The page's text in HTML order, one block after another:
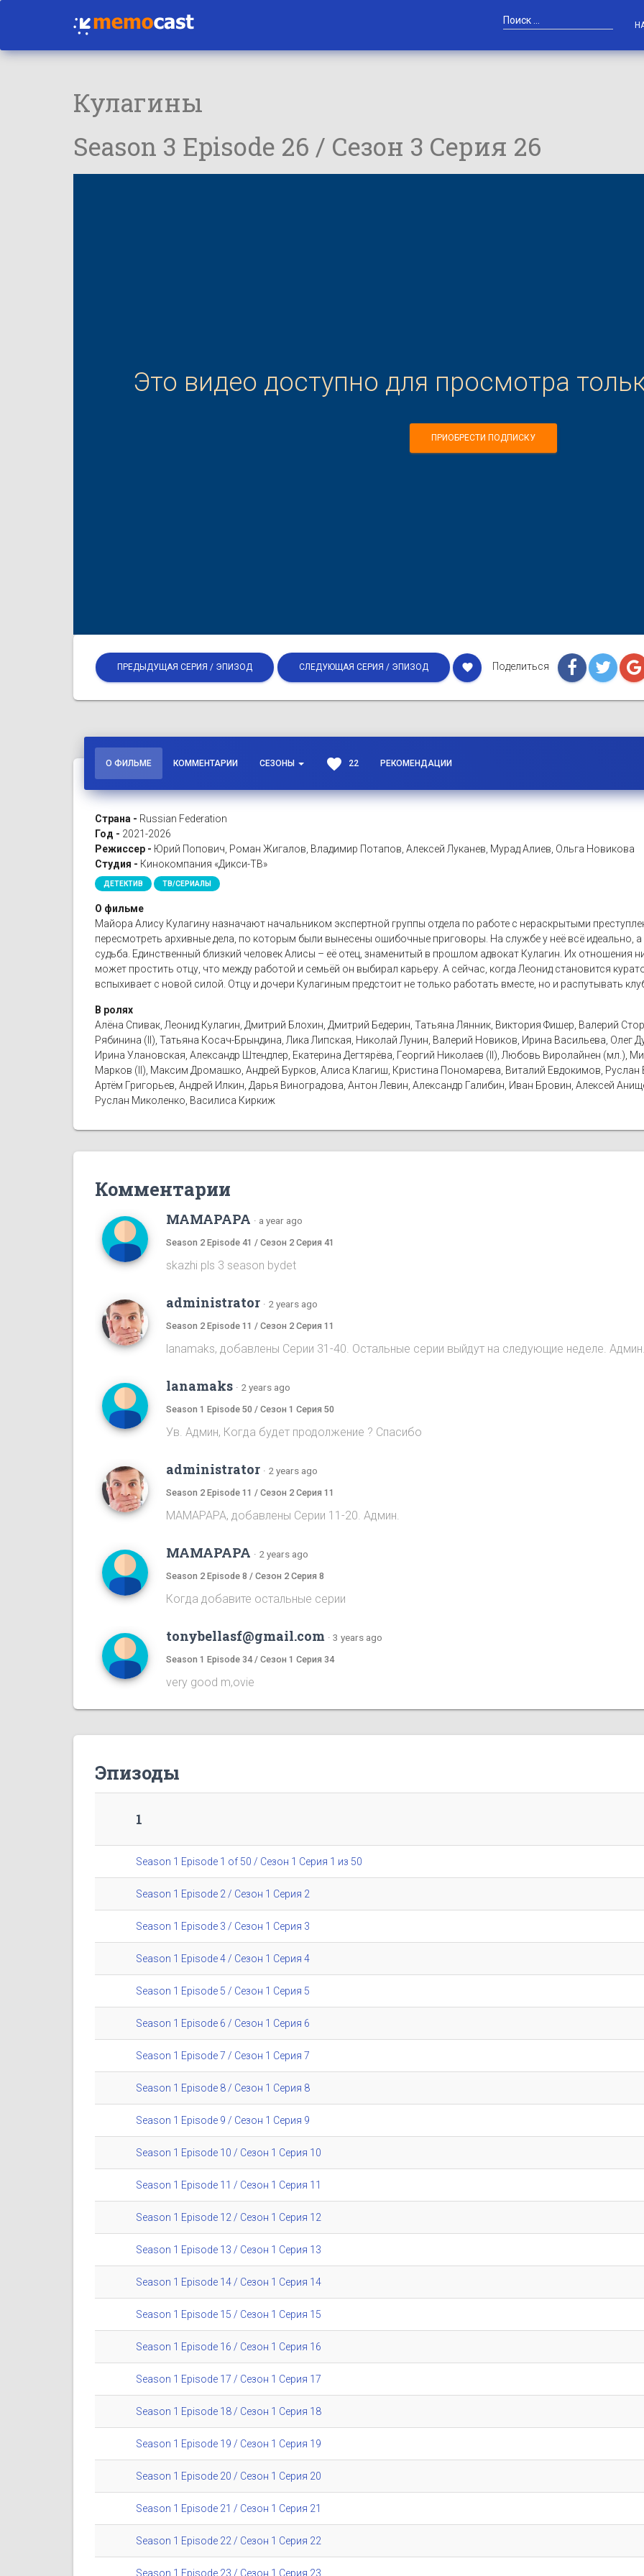
Кулагины
Season 3 Episode 26 / Сезон 3 Серия 26
Это видео доступно для просмотра
ПРИОБРЕСТИ ПОДПИСКУ
ПРЕДЫДУЩАЯ СЕРИЯ / ЭПИЗОД СЛЕДУЮЩАЯ СЕРИЯ / ЭПИЗОД favorite Поделиться
О ФИЛЬМЕ КОММЕНТАРИИ СЕЗОНЫ favorite 22 РЕКОМЕНДАЦИИ
Страна - Russian Federation
Год - 2021-2026
Режиссер - Юрий Попович, Роман Жигалов, Владимир Потапов, Алексей Луканев, Мурад Алиев, Ольга Новикова
Студия - Кинокомпания «Дикси-ТВ»
ДЕТЕКТИВ ТВ/СЕРИАЛЫ
О фильме
Майора Алису Кулагину назначают начальником экспертной группы отдела по работе с нераскрытыми
пересмотреть архивные дела, по которым были вынесены ошибочные приговоры. На службе у неё всё идеально,
судьба. Единственный близкий человек Алисы – её отец, знаменитый в прошлом адвокат Кулагин. Их отношения
может простить отцу, что между работой и семьёй он выбирал карьеру. А сейчас, когда Леонид становится
вспыхивает с новой силой. Отцу и дочери Кулагиным предстоит не только работать вместе, но и распутывать
В ролях
Алёна Спивак, Леонид Кулагин, Дмитрий Блохин, Дмитрий Бедерин, Татьяна Лянник, Виктория Фишер, Валерий
Рябинина (II), Татьяна Косач-Брындина, Лика Липская, Николай Лунин, Валерий Новиков, Ирина Васильева, Олег
Ирина Улановская, Александр Штендлер, Екатерина Дегтярёва, Георгий Николаев (II), Любовь Виролайнен (мл.),
Марков (II), Максим Дромашко, Андрей Бурков, Алиса Клагиш, Кристина Пономарева, Виталий Евдокимов, Руслан
Артём Григорьев, Андрей Илкин, Дарья Виноградова, Антон Левин, Александр Галибин, Иван Бровин, Алексей
Руслан Миколенко, Василиса Киркиж
Комментарии
MAMAPAPA · a year ago
Season 2 Episode 41 / Сезон 2 Серия 41
skazhi pls 3 season bydet
administrator · 2 years ago
Season 2 Episode 11 / Сезон 2 Серия 11
lanamaks, добавлены Серии 31-40. Остальные серии выйдут на следующие неделе.
lanamaks · 2 years ago
Season 1 Episode 50 / Сезон 1 Серия 50
Ув. Админ, Когда будет продолжение ? Спасибо
administrator · 2 years ago
Season 2 Episode 11 / Сезон 2 Серия 11
MAMAPAPA, добавлены Серии 11-20. Админ.
MAMAPAPA · 2 years ago
Season 2 Episode 8 / Сезон 2 Серия 8
Когда добавите остальные серии
tonybellasf@gmail.com · 3 years ago
Season 1 Episode 34 / Сезон 1 Серия 34
very good m,ovie
Эпизоды
1
Season 1 Episode 1 of 50 / Сезон 1 Серия 1 из 50
Season 1 Episode 2 / Сезон 1 Серия 2
Season 1 Episode 3 / Сезон 1 Серия 3
Season 1 Episode 4 / Сезон 1 Серия 4
Season 1 Episode 5 / Сезон 1 Серия 5
Season 1 Episode 6 / Сезон 1 Серия 6
Season 1 Episode 7 / Сезон 1 Серия 7
Season 1 Episode 8 / Сезон 1 Серия 8
Season 1 Episode 9 / Сезон 1 Серия 9
Season 1 Episode 10 / Сезон 1 Серия 10
Season 1 Episode 11 / Сезон 1 Серия 11
Season 1 Episode 12 / Сезон 1 Серия 12
Season 1 Episode 13 / Сезон 1 Серия 13
Season 1 Episode 14 / Сезон 1 Серия 14
Season 1 Episode 15 / Сезон 1 Серия 15
Season 1 Episode 16 / Сезон 1 Серия 16
Season 1 Episode 17 / Сезон 1 Серия 17
Season 1 Episode 18 / Сезон 1 Серия 18
Season 1 Episode 19 / Сезон 1 Серия 19
Season 1 Episode 20 / Сезон 1 Серия 20
Season 1 Episode 21 / Сезон 1 Серия 21
Season 1 Episode 22 / Сезон 1 Серия 22
Season 1 Episode 23 / Сезон 1 Серия 23